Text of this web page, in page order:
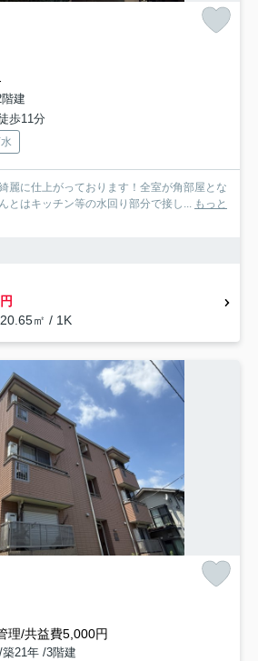
建
歩11分
麗に仕上がっております！全室が角部屋とな
とはキッチン等の水回り部分で接し... もっと
㎡ / 1K
理/共益費5,000円
21年 /3階建